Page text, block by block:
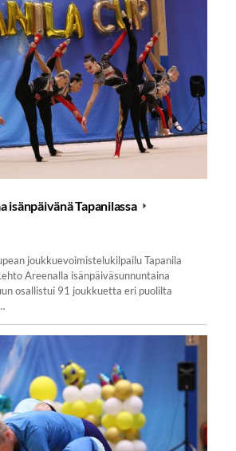
isänpäivänä Tapanilassa
joukkuevoimistelukilpailu Tapanila
Areenalla isänpäiväsunnuntaina
osallistui 91 joukkuetta eri puolilta